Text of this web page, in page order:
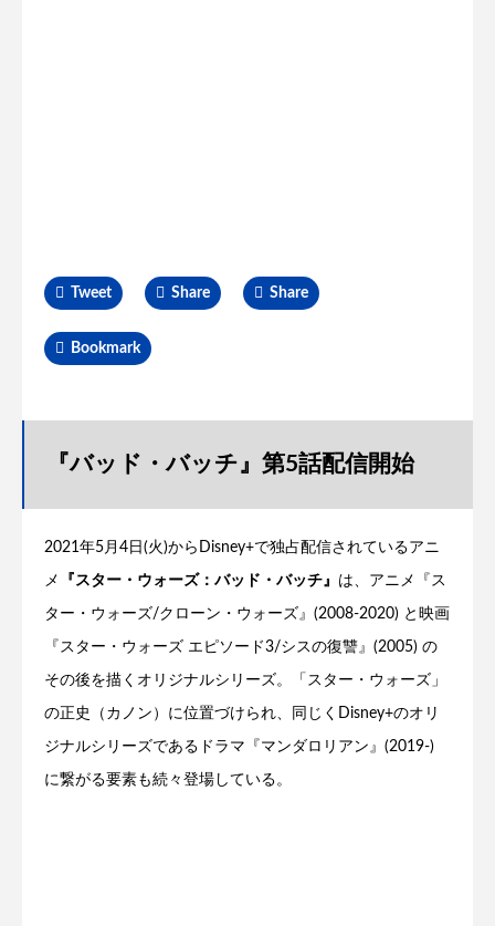
Tweet Share Share
Bookmark
『バッド・バッチ』第5話配信開始
2021年5月4日(火)からDisney+で独占配信されているアニ
メ 『スター・ウォーズ：バッド・バッチ』 は、アニメ『ス
ター・ウォーズ/クローン・ウォーズ』(2008-2020) と映画
『スター・ウォーズ エピソード3/シスの復讐』(2005) の
その後を描くオリジナルシリーズ。「スター・ウォーズ」
の正史（カノン）に位置づけられ、同じくDisney+のオリ
ジナルシリーズであるドラマ『マンダロリアン』(2019-)
に繋がる要素も続々登場している。